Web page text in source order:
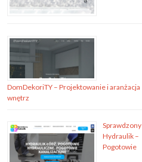
DomDekoriTY – Projektowanie i aranżacja
wnętrz
Sprawdzony
Hydraulik –
Pogotowie